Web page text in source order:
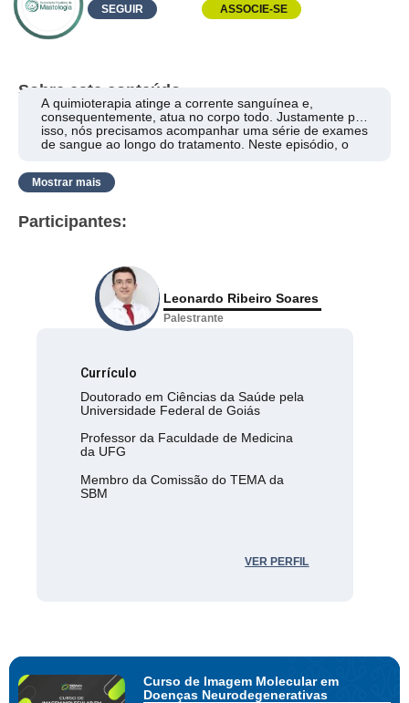
SEGUIR ASSOCIE-SE
Sobre este conteúdo
A quimioterapia atinge a corrente sanguínea e,
consequentemente, atua no corpo todo. Justamente por
isso, nós precisamos acompanhar uma série de exames
de sangue ao longo do tratamento. Neste episódio, o
da quimioterapia na possibilidade de anemia, queda da
imunidade e outras alterações laboratoriais. Não perca!
Mostrar mais
Participantes:
Leonardo Ribeiro Soares
Palestrante
Currículo
Doutorado em Ciências da Saúde pela
Universidade Federal de Goiás
Professor da Faculdade de Medicina
da UFG
Membro da Comissão do TEMA da
SBM
VER PERFIL
Curso de Imagem Molecular em
Doenças Neurodegenerativas